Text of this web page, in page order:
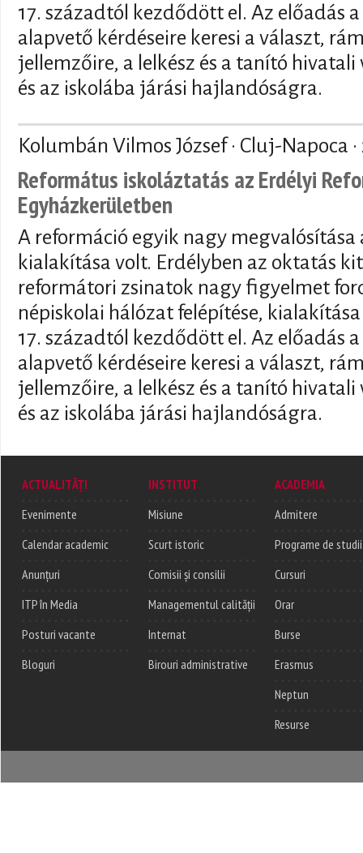
17. századtól kezdődött el. Az előadás
alapvető kérdéseire keresi a választ,
jellemzőire, a lelkész és a tanító
és az iskolába járási hajlandóságra.
Kolumbán Vilmos József · Cluj-Napoca ·
Református iskoláztatás az Erdélyi
Egyházkerületben
A reformáció egyik nagy megvalósítása
kialakítása volt. Erdélyben az oktatás
reformátori zsinatok nagy figyelmet
népiskolai hálózat felépítése,
17. századtól kezdődött el. Az előadás
alapvető kérdéseire keresi a választ,
jellemzőire, a lelkész és a tanító
és az iskolába járási hajlandóságra.
ACTUALITĂȚI
Evenimente
Calendar academic
Anunțuri
ITP în Media
Posturi vacante
Bloguri
INSTITUT
Misiune
Scurt istoric
Comisii și consilii
Managementul calității
Internat
Birouri administrative
ACADEMIA
Admitere
Programe de studii
Cursuri
Orar
Burse
Erasmus
Neptun
Resurse